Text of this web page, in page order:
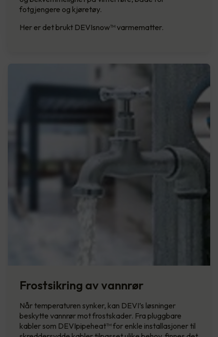
fotgjengere og kjøretøy.
Her er det brukt DEVIsnow™ varmematter.
Frostsikring av vannrør
Når temperaturen synker, kan DEVI’s løsninger
beskytte vannrør mot frostskader. Fra pluggbare
kabler som DEVIpipeheat™ for enkle installasjoner til